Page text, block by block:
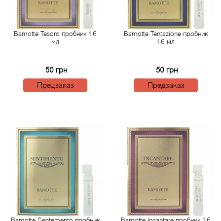
Bamotte Tesoro пробник 1.6
мл
50 грн
Предзаказ
Bamotte Tentazione пробник
1.6 мл
50 грн
Предзаказ
Acqua di Parma
Affinessence
Afnan
Agatha Ruiz de la Prada